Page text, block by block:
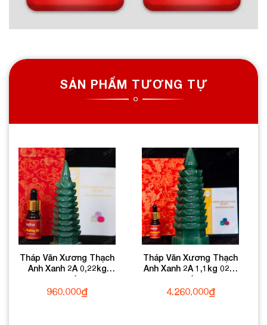
SẢN PHẨM TƯƠNG TỰ
Tháp Văn Xương Thạch
Anh Xanh 2A 0,22kg
024-0932A-0,22
960.000₫
Tháp Văn Xương Thạch
Anh Xanh 2A 1,1kg 024-
0932A-1,1
4.260.000₫